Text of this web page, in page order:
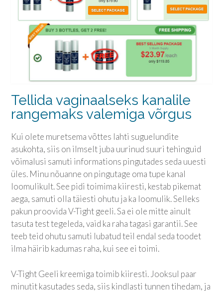
Tellida vaginaalseks kanalile
rangemaks valemiga võrgus
Kui olete muretsema võttes lahti suguelundite
asukohta, siis on ilmselt juba uurinud suuri tehinguid
võimalusi samuti informations pingutades seda uuesti
üles. Minu nõuanne on pingutage oma tupe kanal
loomulikult. See pidi toimima kiiresti, kestab pikemat
aega, samuti olla täiesti ohutu ja ka loomulik. Selleks
pakun proovida V-Tight geeli. Sa ei ole mitte ainult
tasuta test tegeleda, vaid ka raha tagasi garantii. See
teeb teid ohutu samuti lubatud teil endal seda toodet
ilma häirib kadumas raha, kui see ei toimi.
V-Tight Geeli kreemiga toimib kiiresti. Jooksul paar
minutit kasutades seda, siis kindlasti tunnen tihedam, ja